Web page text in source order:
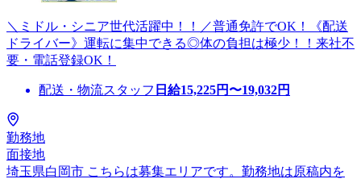
＼ミドル・シニア世代活躍中！！／普通免許でOK！《配送
ドライバー》運転に集中できる◎体の負担は極少！！来社不
要・電話登録OK！
配送・物流スタッフ 日給15,225円〜19,032円
勤務地
面接地
埼玉県白岡市 こちらは募集エリアです。勤務地は原稿内を